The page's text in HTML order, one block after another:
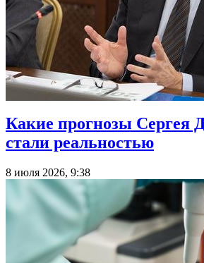
Какие прогнозы Сергея
стали реальностью
8 июля 2026, 9:38